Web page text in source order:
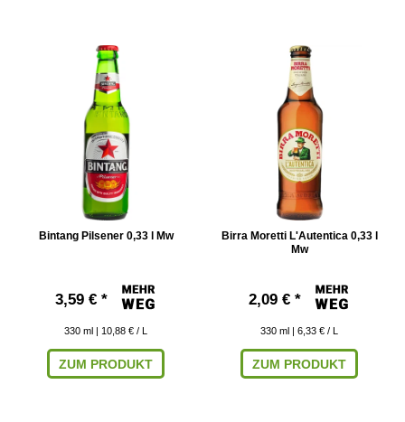
Bintang Pilsener 0,33 l Mw
3,59 € *
330 ml | 10,88 € / L
ZUM PRODUKT
Birra Moretti L'Autentica 0,33 l
Mw
2,09 € *
330 ml | 6,33 € / L
ZUM PRODUKT